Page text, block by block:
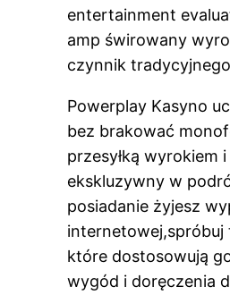
entertainment
amp świrowany
czynnik
Powerplay Kasyno
bez brakować
przesyłką
ekskluzywny w
posiadanie żyjesz
internetowej,spróbuj
które dostosowują
wygód i doręczenia